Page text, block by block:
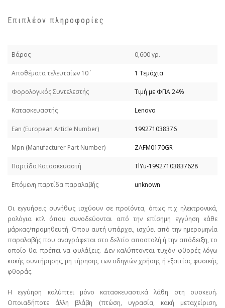
Επιπλέον πληροφορίες
Βάρος 0,600 γρ.
Απoθέματα τελευταίων 10΄ 1 Τεμάχια
Φορολογικός Συντελεστής Τιμή με ΦΠΑ 24%
Κατασκευαστής Lenovo
Εan (European Article Number) 199271038376
Mpn (Manufacturer Part Number) ZAFM0170GR
Παρτίδα Κατασκευαστή TlYu-19927103837628
Επόμενη παρτίδα παραλαβής unknown
Οι εγγυήσεις συνήθως ισχύουν σε προϊόντα, όπως π.χ ηλεκτρονικά,
ρολόγια κτλ όπου συνοδεύονται από την επίσημη εγγύηση κάθε
μάρκας/προμηθευτή. Όπου αυτή υπάρχει, ισχύει από την ημερομηνία
παραλαβής που αναγράφεται στο δελτίο αποστολή ή την απόδειξη, το
οποίο θα πρέπει να φυλάξεις. Δεν καλύπτονται τυχόν φθορές λόγω
κακής συντήρησης, μη τήρησης των οδηγιών χρήσης ή εξαιτίας φυσικής
φθοράς.
Η εγγύηση καλύπτει μόνο κατασκευαστικά λάθη στη συσκευή.
Οποιαδήποτε άλλη βλάβη (πτώση, υγρασία, κακή μεταχείριση,